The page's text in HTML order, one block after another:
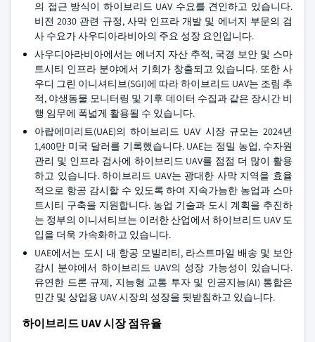
의 접근 방식이 하이브리드 UAV 수요를 견인하고 있습니다.
비전 2030 관련 규정, 사막 인프라 개발 및 에너지 부문의 검
사 수요가 사우디아라비아의 주요 성장 요인입니다.
사우디아라비아에서는 에너지 자산 추적, 국경 보안 및 스마
트시티 인프라 분야에서 기회가 창출되고 있습니다. 또한 사
우디 그린 이니셔티브(SGI)에 따라 하이브리드 UAV는 조림 추
적, 야생동물 모니터링 및 기후 데이터 수집과 같은 장시간 비
행 임무에 폭넓게 활용될 수 있습니다.
아랍에미리트(UAE)의 하이브리드 UAV 시장 규모는 2024년
1,400만 미국 달러를 기록했습니다. UAE는 정밀 농업, 수자원
관리 및 인프라 검사에 하이브리드 UAV를 점점 더 많이 활용
하고 있습니다. 하이브리드 UAV는 광대한 사막 지역을 효율
적으로 항공 감시할 수 있도록 하여 지속가능한 농업과 스마
트시티 구축을 지원합니다. 농업 기술과 도시 계획을 추진하
는 정부의 이니셔티브는 이러한 산업에서 하이브리드 UAV 도
입을 더욱 가속화하고 있습니다.
UAE에서는 도시 내 항공 모빌리티, 라스트마일 배송 및 보안
감시 분야에서 하이브리드 UAV의 성장 가능성이 있습니다.
유연한 드론 규제, 지능형 교통 투자 및 인공지능(AI) 통합은
민간 및 상업용 UAV 시장의 성장을 뒷받침하고 있습니다.
하이브리드 UAV 시장 점유율